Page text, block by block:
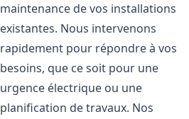
maintenance de vos installations
existantes. Nous intervenons
rapidement pour répondre à vos
besoins, que ce soit pour une
urgence électrique ou une
planification de travaux. Nos